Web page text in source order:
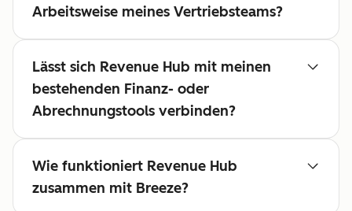
Arbeitsweise meines Vertriebsteams?
Lässt sich Revenue Hub mit meinen
bestehenden Finanz- oder
Abrechnungstools verbinden?
Wie funktioniert Revenue Hub
zusammen mit Breeze?